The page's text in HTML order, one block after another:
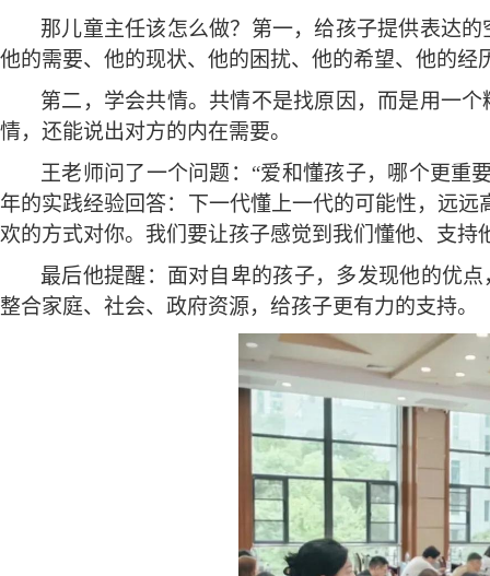
那儿童主任该怎么做？第一，给孩子提供表达
他的需要、他的现状、他的困扰、他的希望、他的经
第二，学会共情。共情不是找原因，而是用一
情，还能说出对方的内在需要。
王老师问了一个问题： “爱和懂孩子，哪个更重
年的实践经验回答：下一代懂上一代的可能性，远
欢的方式对你。我们要让孩子感觉到我们懂他、支持
最后他提醒：面对自卑的孩子，多发现他的优
整合家庭、社会、政府资源，给孩子更有力的支持。